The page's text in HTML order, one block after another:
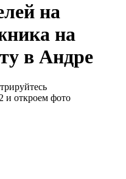
на
на
в Андре
и откроем фото